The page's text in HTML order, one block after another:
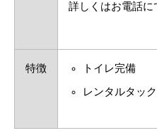
詳しくはお電話に
特徴 トイレ完備
レンタルタッ